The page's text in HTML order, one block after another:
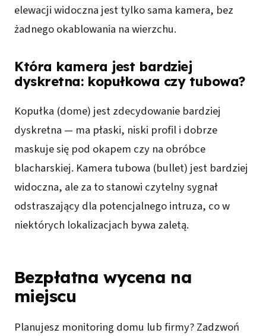
elewacji widoczna jest tylko sama kamera, bez
żadnego okablowania na wierzchu.
Która kamera jest bardziej
dyskretna: kopułkowa czy tubowa?
Kopułka (dome) jest zdecydowanie bardziej
dyskretna — ma płaski, niski profil i dobrze
maskuje się pod okapem czy na obróbce
blacharskiej. Kamera tubowa (bullet) jest bardziej
widoczna, ale za to stanowi czytelny sygnał
odstraszający dla potencjalnego intruza, co w
niektórych lokalizacjach bywa zaletą.
Bezpłatna wycena na
miejscu
Planujesz monitoring domu lub firmy? Zadzwoń